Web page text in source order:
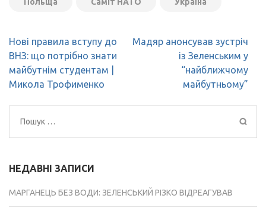
Польща Саміт НАТО Україна
Навігація
записів
Нові правила вступу до
ВНЗ: що потрібно знати
майбутнім студентам |
Микола Трофименко
Мадяр анонсував зустріч
із Зеленським у
“найближчому
майбутньому”
Пошук:
НЕДАВНІ ЗАПИСИ
МАРГАНЕЦЬ БЕЗ ВОДИ: ЗЕЛЕНСЬКИЙ РІЗКО ВІДРЕАГУВАВ